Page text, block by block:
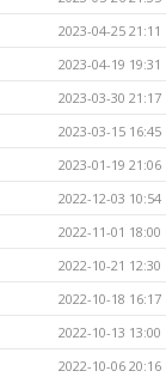
2023-04-25 21:11
2023-04-19 19:31
2023-03-30 21:17
2023-03-15 16:45
2023-01-19 21:06
2022-12-03 10:54
2022-11-01 18:00
2022-10-21 12:30
2022-10-18 16:17
2022-10-13 13:00
2022-10-06 20:16